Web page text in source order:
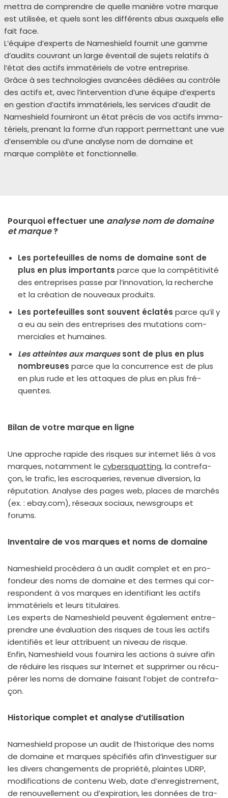
met­tra de com­prendre de quelle manière votre marque
est uti­li­sée, et quels sont les dif­fé­rents abus aux­quels elle
fait face.
L’équipe d’experts de Nameshield four­nit une gamme
d’audits cou­vrant un large éven­tail de sujets rela­tifs à
l’état des actifs imma­té­riels de votre entre­prise.
Grâce à ses tech­no­lo­gies avan­cées dédiées au contrôle
des actifs et, avec l’intervention d’une équipe d’experts
en ges­tion d’actifs imma­té­riels, les ser­vices d’audit de
Nameshield four­ni­ront un état pré­cis de vos actifs imma­
té­riels, pre­nant la forme d’un rap­port per­met­tant une vue
d’ensemble ou d’une ana­lyse nom de domaine et
marque com­plète et fonc­tion­nelle.
Pourquoi effectuer une analyse nom de domaine
et marque?
Les por­te­feuilles de noms de domaine sont de
plus en plus impor­tants parce que la com­pé­ti­ti­vi­té
des entre­prises passe par l’innovation, la recherche
et la créa­tion de nou­veaux pro­duits.
Les por­te­feuilles sont sou­vent écla­tés parce qu’il y
a eu au sein des entre­prises des muta­tions com­
mer­ciales et humaines.
Les atteintes aux marquessont de plus en plus
nom­breuses parce que la concur­rence est de plus
en plus rude et les attaques de plus en plus fré­
quentes.
Bilan de votre marque en ligne
Une approche rapide des risques sur inter­net liés à vos
marques, notam­ment le cybers­quat­ting, la contre­fa­
çon, le tra­fic, les escro­que­ries, reve­nue diver­sion, la
répu­ta­tion. Analyse des pages web, places de mar­chés
(ex. : ebay.com), réseaux sociaux, news­groups et
forums.
Inventaire de vos marques et noms de domaine
Nameshield pro­cè­de­ra à un audit com­plet et en pro­
fon­deur des noms de domaine et des termes qui cor­
res­pondent à vos marques en iden­ti­fiant les actifs
imma­té­riels et leurs titu­laires.
Les experts de Nameshield peuvent éga­le­ment entre­
prendre une éva­lua­tion des risques de tous les actifs
iden­ti­fiés et leur attri­buent un niveau de risque.
Enfin, Nameshield vous four­ni­ra les actions à suivre afin
de réduire les risques sur Internet et sup­pri­mer ou récu­
pé­rer les noms de domaine fai­sant l’objet de contre­fa­
çon.
Historique complet et analyse d’utilisation
Nameshield pro­pose un audit de l’historique des noms
de domaine et marques spé­ci­fiés afin d’investiguer sur
les divers chan­ge­ments de pro­prié­té, plaintes UDRP,
modi­fi­ca­tions de conte­nu Web, date d’enregistrement,
de renou­vel­le­ment ou d’expiration, les don­nées de tra­